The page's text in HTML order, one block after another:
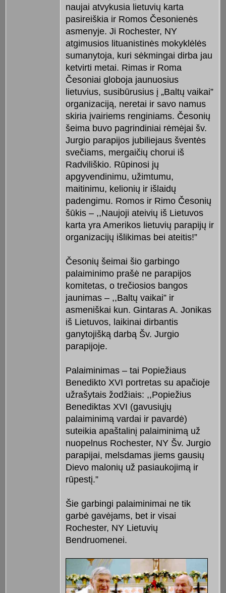
naujai atvykusia lietuvių karta
pasireiškia ir Romos Česonienės
asmenyje. Ji Rochester, NY
atgimusios lituanistinės mokyklėlės
sumanytoja, kuri sėkmingai dirba jau
ketvirti metai. Rimas ir Roma
Česoniai globoja jaunuosius
lietuvius, susibūrusius į „Baltų vaikai”
organizaciją, neretai ir savo namus
skiria įvairiems renginiams. Česonių
šeima buvo pagrindiniai rėmėjai šv.
Jurgio parapijos jubiliejaus šventės
svečiams, mergaičių chorui iš
Radviliškio. Rūpinosi jų
apgyvendinimu, užimtumu,
maitinimu, kelionių ir išlaidų
padengimu. Romos ir Rimo Česonių
šūkis – ,,Naujoji ateivių iš Lietuvos
karta yra Amerikos lietuvių parapijų ir
organizacijų išlikimas bei ateitis!”
Česonių šeimai šio garbingo
palaiminimo prašė ne parapijos
komitetas, o trečiosios bangos
jaunimas – ,,Baltų vaikai” ir
asmeniškai kun. Gintaras A. Jonikas
iš Lietuvos, laikinai dirbantis
ganytojišką darbą Šv. Jurgio
parapijoje.
Palaiminimas – tai Popiežiaus
Benedikto XVI portretas su apačioje
užrašytais žodžiais: ,,Popiežius
Benediktas XVI (gavusiųjų
palaiminimą vardai ir pavardė)
suteikia apaštalinį palaiminimą už
nuopelnus Rochester, NY Šv. Jurgio
parapijai, melsdamas jiems gausių
Dievo malonių už pasiaukojimą ir
rūpestį.”
Šie garbingi palaiminimai ne tik
garbė gavėjams, bet ir visai
Rochester, NY Lietuvių
Bendruomenei.